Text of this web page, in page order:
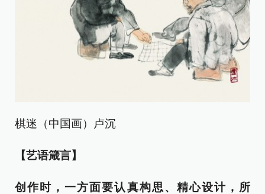
棋迷（中国画）卢沉
【艺语箴言】
创作时，一方面要认真构思、精心设计，所